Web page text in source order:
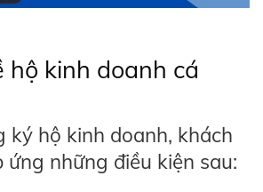
hộ kinh doanh cá
ký hộ kinh doanh, khách
ứng những điều kiện sau: